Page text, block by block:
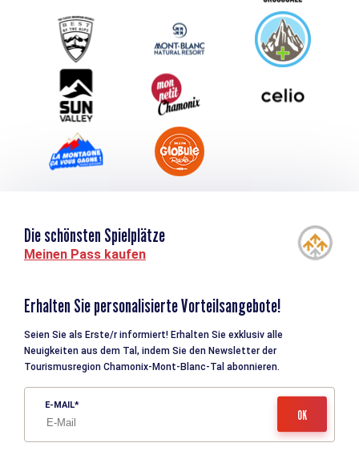
Service groupes et séminaires
Herunterladen
Tourismus & Behinderung
Die schönsten Spielplätze
Meinen Pass kaufen
Erhalten Sie personalisierte Vorteilsangebote!
Seien Sie als Erste/r informiert! Erhalten Sie exklusiv alle
Neuigkeiten aus dem Tal, indem Sie den Newsletter der
Tourismusregion Chamonix-Mont-Blanc-Tal abonnieren.
E-MAIL